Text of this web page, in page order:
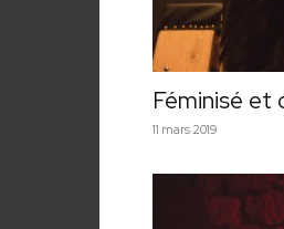
Féminisé et
11 mars 2019